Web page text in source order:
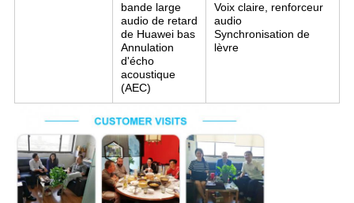
bande large
audio de retard
de Huawei bas
Annulation
d'écho
acoustique
(AEC)
Voix claire, renforceur
audio
Synchronisation de
lèvre